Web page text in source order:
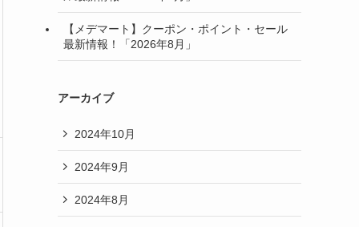
【メデマート】クーポン・ポイント・セール
最新情報！「2026年8月」
アーカイブ
2024年10月
2024年9月
2024年8月